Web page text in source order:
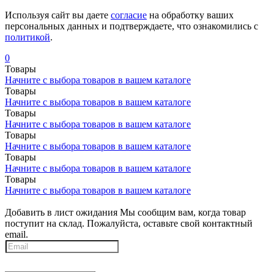
Используя сайт вы даете согласие на обработку ваших
персональных данных и подтверждаете, что ознакомились с
политикой.
0
Товары
Начните с выбора товаров в вашем каталоге
Товары
Начните с выбора товаров в вашем каталоге
Товары
Начните с выбора товаров в вашем каталоге
Товары
Начните с выбора товаров в вашем каталоге
Товары
Начните с выбора товаров в вашем каталоге
Товары
Начните с выбора товаров в вашем каталоге
Добавить в лист ожидания Мы сообщим вам, когда товар
поступит на склад. Пожалуйста, оставьте свой контактный
email.